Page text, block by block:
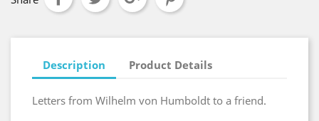
Description Product Details
Letters from Wilhelm von Humboldt to a friend.